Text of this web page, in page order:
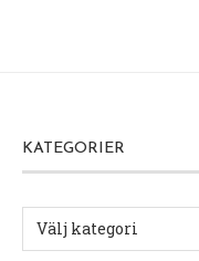
KATEGORIER